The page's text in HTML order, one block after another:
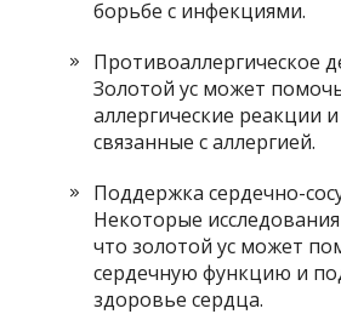
борьбе с инфекциями.
Противоаллергическое
Золотой ус может
аллергические реакции
связанные с аллергией.
Поддержка сердечно-
Некоторые
что золотой ус может
сердечную функцию и
здоровье сердца.